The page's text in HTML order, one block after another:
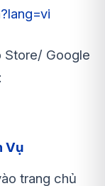
Store/ Google
Vụ
trang chủ